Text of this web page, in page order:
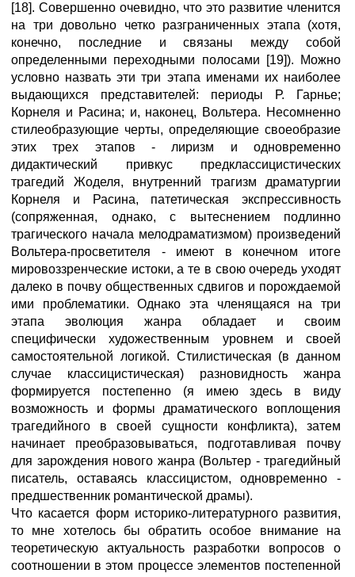
[18]. Совершенно очевидно, что это развитие членится
на три довольно четко разграниченных этапа (хотя,
конечно, последние и связаны между собой
определенными переходными полосами [19]). Можно
условно назвать эти три этапа именами их наиболее
выдающихся представителей: периоды Р. Гарнье;
Корнеля и Расина; и, наконец, Вольтера. Несомненно
стилеобразующие черты, определяющие своеобразие
этих трех этапов - лиризм и одновременно
дидактический привкус предклассицистических
трагедий Жоделя, внутренний трагизм драматургии
Корнеля и Расина, патетическая экспрессивность
(сопряженная, однако, с вытеснением подлинно
трагического начала мелодраматизмом) произведений
Вольтера-просветителя - имеют в конечном итоге
мировоззренческие истоки, а те в свою очередь уходят
далеко в почву общественных сдвигов и порождаемой
ими проблематики. Однако эта членящаяся на три
этапа эволюция жанра обладает и своим
специфически художественным уровнем и своей
самостоятельной логикой. Стилистическая (в данном
случае классицистическая) разновидность жанра
формируется постепенно (я имею здесь в виду
возможность и формы драматического воплощения
трагедийного в своей сущности конфликта), затем
начинает преобразовываться, подготавливая почву
для зарождения нового жанра (Вольтер - трагедийный
писатель, оставаясь классицистом, одновременно -
предшественник романтической драмы).
Что касается форм историко-литературного развития,
то мне хотелось бы обратить особое внимание на
теоретическую актуальность разработки вопросов о
соотношении в этом процессе элементов постепенной